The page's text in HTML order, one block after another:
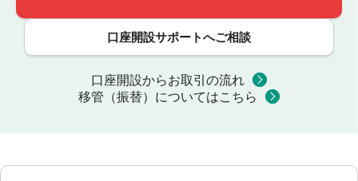
口座開設サポートへご相談
口座開設からお取引の流れ
移管（振替）についてはこちら